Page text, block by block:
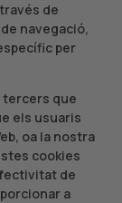
de
navegació,
per
tercers que
els usuaris
oa la nostra
cookies
de
a